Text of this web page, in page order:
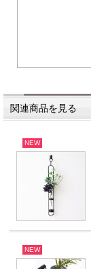
関連商品を見る
NEW
NEW